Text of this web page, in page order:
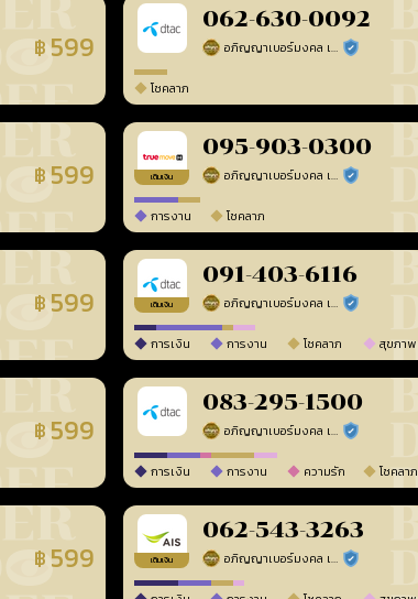
฿ 599
062-630-0092
อภิญญาเบอร์มงคล เบอร์สวยเลขศาสตร์ ร้านยืนยันแล้ว
โชคลาภ
฿ 599 เติมเงิน
095-903-0300
อภิญญาเบอร์มงคล เบอร์สวยเลขศาสตร์ ร้านยืนยันแล้ว
การงาน โชคลาภ
฿ 599 เติมเงิน
091-403-6116
อภิญญาเบอร์มงคล เบอร์สวยเลขศาสตร์ ร้านยืนยันแล้ว
การเงิน การงาน โชคลาภ สุขภาพ
฿ 599
083-295-1500
อภิญญาเบอร์มงคล เบอร์สวยเลขศาสตร์ ร้านยืนยันแล้ว
การเงิน การงาน ความรัก โชคลาภ
฿ 599 เติมเงิน
062-543-3263
อภิญญาเบอร์มงคล เบอร์สวยเลขศาสตร์ ร้านยืนยันแล้ว